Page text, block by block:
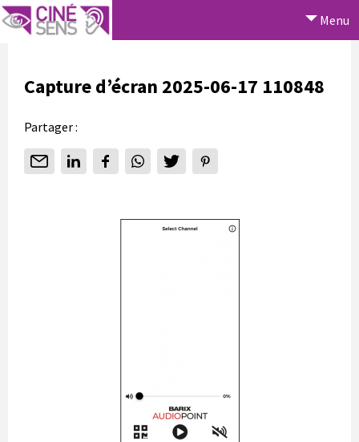
Menu
Capture d’écran 2025-06-17 110848
Partager :